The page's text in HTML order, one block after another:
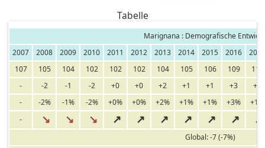
Tabelle
Marignana : Demografische
2007
2008 2009 2010 2011 2012 2013 2014 2015 2016
107
105 104 102 102 102 104 105 106 109
110
-
-2 -1 -2 +0 +0 +2 +1 +1 +3
+1
-
-2% -1% -2% +0% +0% +2% +1% +1% +3%
+1%
-
↘ ↘ ↘ ↗ ↗ ↗ ↗ ↗ ↗ ↗
Global: -7 (-7%)